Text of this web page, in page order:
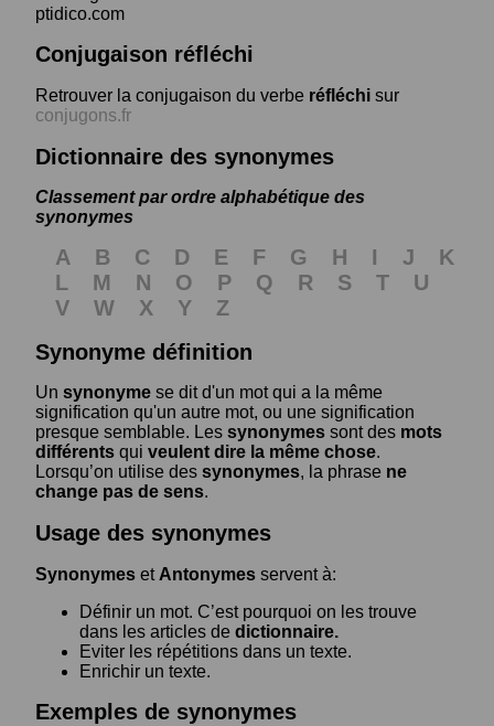
ptidico.com
Conjugaison réfléchi
Retrouver la conjugaison du verbe réfléchi sur
conjugons.fr
Dictionnaire des synonymes
Classement par ordre alphabétique des
synonymes
A B C D E F G H I J
K
L
M N O P Q R S T
U
V
W X Y
Z
Synonyme définition
Un synonyme se dit d'un mot qui a la même
signification qu'un autre mot, ou une signification
presque semblable. Les synonymes sont des mots
différents qui veulent dire la même chose.
Lorsqu’on utilise des synonymes, la phrase ne
change pas de sens.
Usage des synonymes
Synonymes et Antonymes servent à:
Définir un mot. C’est pourquoi on les trouve
dans les articles de dictionnaire.
Eviter les répétitions dans un texte.
Enrichir un texte.
Exemples de synonymes